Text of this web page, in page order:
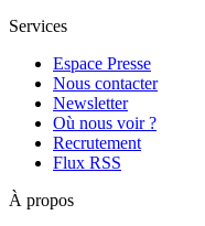
Services
Espace Presse
Nous contacter
Newsletter
Où nous voir ?
Recrutement
Flux RSS
À propos